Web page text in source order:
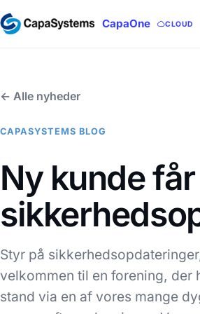
CapaOne CLOUD
← Alle nyheder
CAPASYSTEMS BLOG
Ny kunde
Styr på
velkommen til en forening, der
stand via en af vores mange